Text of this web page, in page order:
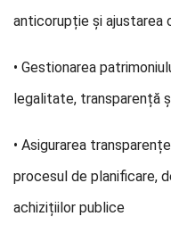
anticorupție și ajustarea
• Gestionarea
legalitate, transparență
• Asigurarea
procesul de planificare,
achizițiilor publice